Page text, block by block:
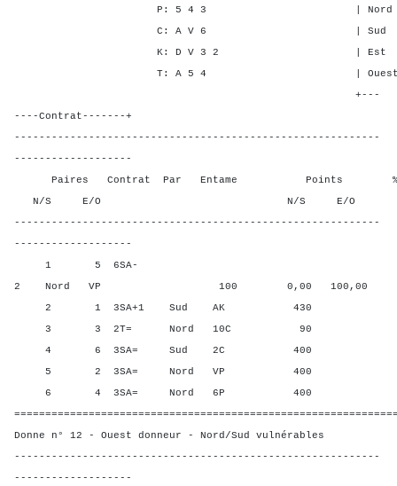
P: 5 4 3 | Nord - 1
C: A V 6 | Sud - 1
K: D V 3 2 | Est 2 -
T: A 5 4 | Ouest 2 -
+---
----Contrat-------+
-----------------------------------------------------------
-------------------
Paires Contrat Par Entame Points %
N/S E/O N/S E/O N/
-----------------------------------------------------------
-------------------
1 5 6SA-
2 Nord VP 100 0,00 100,00
2 1 3SA+1 Sud AK 430
3 3 2T= Nord 10C 90
4 6 3SA= Sud 2C 400
5 2 3SA= Nord VP 400
6 4 3SA= Nord 6P 400
Donne n° 12 - Ouest donneur - Nord/Sud vulnérables
-----------------------------------------------------------
-------------------